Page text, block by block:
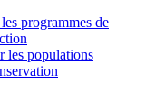
programmes de
les populations